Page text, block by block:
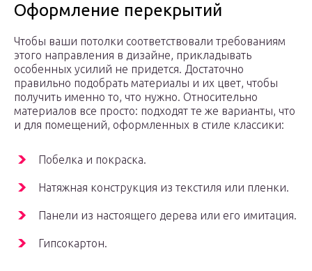
Оформление перекрытий
Чтобы ваши потолки соответствовали требованиям
этого направления в дизайне, прикладывать
особенных усилий не придется. Достаточно
правильно подобрать материалы и их цвет, чтобы
получить именно то, что нужно. Относительно
материалов все просто: подходят те же варианты, что
и для помещений, оформленных в стиле классики:
Побелка и покраска.
Натяжная конструкция из текстиля или пленки.
Панели из настоящего дерева или его имитация.
Гипсокартон.